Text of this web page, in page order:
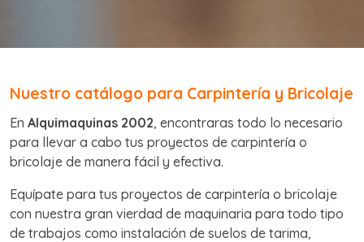
Nuestro catálogo para Carpintería y Bricolaje
En Alquimaquinas 2002, encontraras todo lo necesario
para llevar a cabo tus proyectos de carpintería o
bricolaje de manera fácil y efectiva.
Equípate para tus proyectos de carpintería o bricolaje
con nuestra gran vierdad de maquinaria para todo tipo
de trabajos como instalación de suelos de tarima,